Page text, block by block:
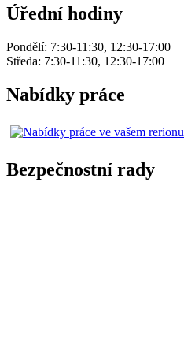
Úřední hodiny
Pondělí: 7:30-11:30, 12:30-17:00
Středa: 7:30-11:30, 12:30-17:00
Nabídky práce
Bezpečnostní rady